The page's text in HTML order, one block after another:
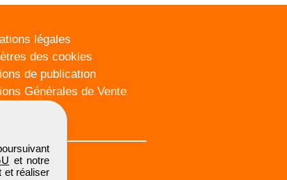
et notre
et réaliser
légales
des cookies
de publication
Générales de Vente